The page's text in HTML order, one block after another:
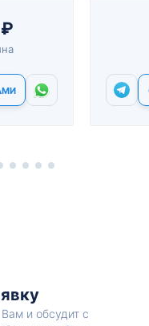
и обсудит с